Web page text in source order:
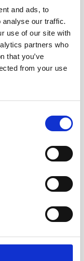
and ads, to
analyse our traffic.
use of our site with
partners who
that you’ve
from your use
på
Jackson rosa